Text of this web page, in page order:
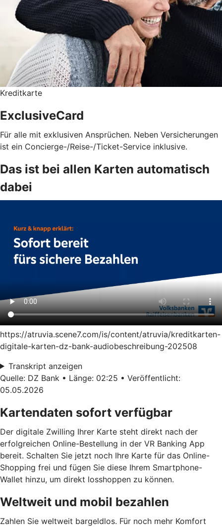
Kreditkarte
ExclusiveCard
Für alle mit exklusiven Ansprüchen. Neben Versicherungen
ist ein Concierge-/Reise-/Ticket-Service inklusive.
Das ist bei allen Karten automatisch
dabei
https://atruvia.scene7.com/is/content/atruvia/kreditkarten-
digitale-karten-dz-bank-audiobeschreibung-202508
Transkript anzeigen
Quelle: DZ Bank • Länge: 02:25 • Veröffentlicht:
05.05.2026
Kartendaten sofort verfügbar
Der digitale Zwilling Ihrer Karte steht direkt nach der
erfolgreichen Online-Bestellung in der VR Banking App
bereit. Schalten Sie jetzt noch Ihre Karte für das Online-
Shopping frei und fügen Sie diese Ihrem Smartphone-
Wallet hinzu, um direkt losshoppen zu können.
Weltweit und mobil bezahlen
Zahlen Sie weltweit bargeldlos. Für noch mehr Komfort